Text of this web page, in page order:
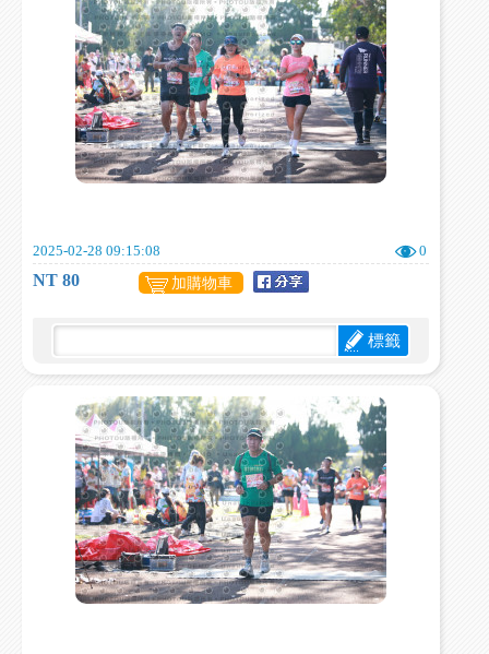
2025-02-28 09:15:08 0
NT 80 加購物車
標籤